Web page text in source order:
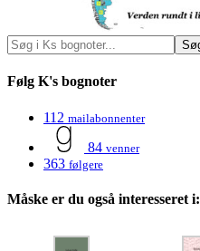
Følg K's bognoter
112 mailabonnenter
84 venner
363 følgere
Måske er du også interesseret i: